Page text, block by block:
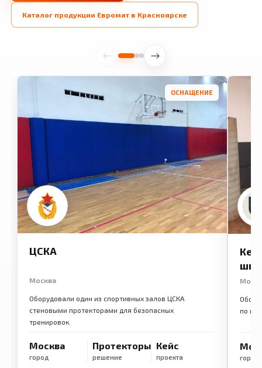
Каталог продукции Евромат в Красноярске
ОСНАЩЕНИЕ
ЦСКА
Москва
Оборудовали один из спортивных залов ЦСКА
стеновыми протекторами для безопасных
тренировок.
Москва
город
Протекторы
решение
Кейс
проекта
по
город